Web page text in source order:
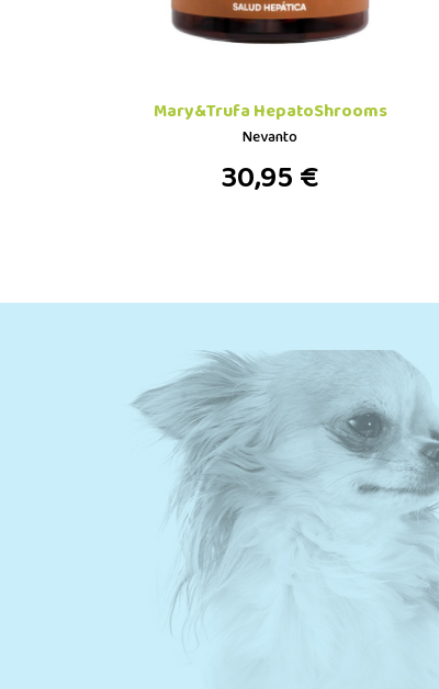
Mary&Trufa HepatoShrooms
Nevanto
30,95 €